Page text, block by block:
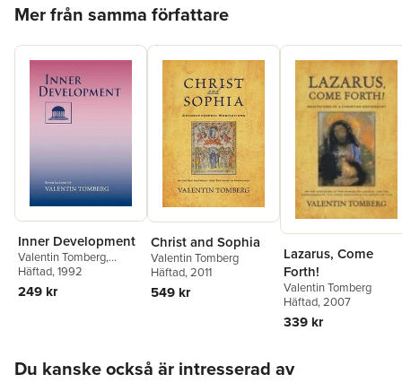
Mer från samma författare
Inner Development
Valentin Tomberg,
Richard Bloedon
Bloedon
Häftad, 1992
249 kr
Christ and Sophia
Valentin Tomberg
Häftad, 2011
549 kr
Lazarus, Come
Forth!
Valentin Tomberg
Häftad, 2007
339 kr
Du kanske också är intresserad av